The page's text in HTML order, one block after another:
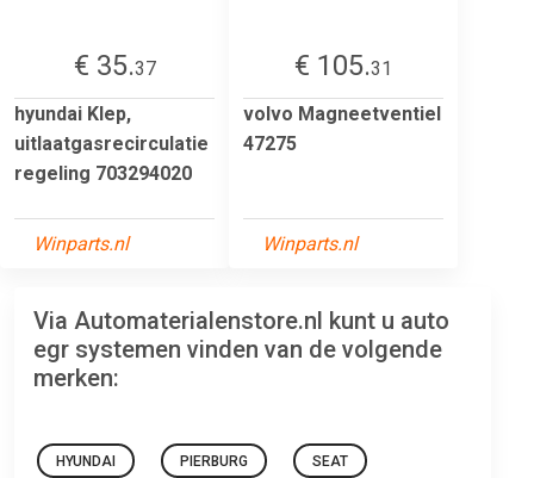
€ 35.37
hyundai Klep,
uitlaatgasrecirculatie
regeling 703294020
Winparts.nl
€ 105.31
volvo Magneetventiel
47275
Winparts.nl
Via Automaterialenstore.nl kunt u auto
egr systemen vinden van de volgende
merken:
HYUNDAI PIERBURG SEAT